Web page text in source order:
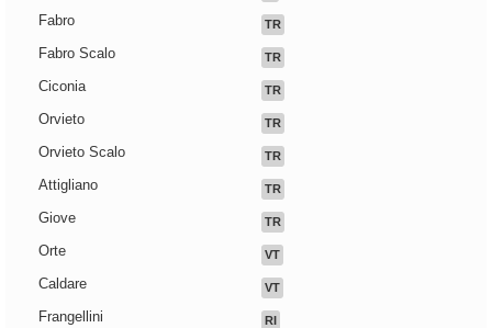
Fabro TR
Fabro Scalo TR
Ciconia TR
Orvieto TR
Orvieto Scalo TR
Attigliano TR
Giove TR
Orte VT
Caldare VT
Frangellini RI